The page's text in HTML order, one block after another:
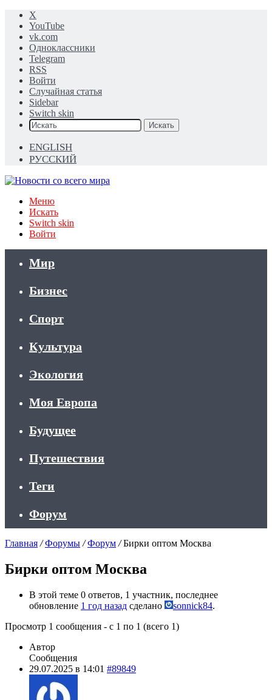
X
YouTube
vk.com
Одноклассники
Telegram
RSS
Войти
Случайная статья
Sidebar
Switch skin
Искать
ENGLISH
РУССКИЙ
Меню
Искать
Switch skin
Войти
Мир
Бизнес
Спорт
Культура
Экология
Моя Европа
Будущее
Путешествия
Теги
Форум
Главная / Форумы / Форум / Бирки оптом Москва
Бирки оптом Москва
В этой теме 0 ответов, 1 участник, последнее
обновление 1 год назад сделано sonnick84.
Просмотр 1 сообщения - с 1 по 1 (всего 1)
Автор
Сообщения
29.07.2025 в 14:01 #89849